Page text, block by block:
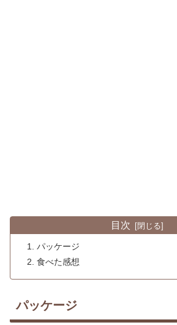
目次
パッケージ
食べた感想
パッケージ